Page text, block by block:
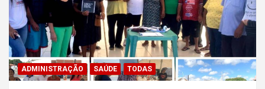
ADMINISTRAÇÃO SAÚDE TODAS